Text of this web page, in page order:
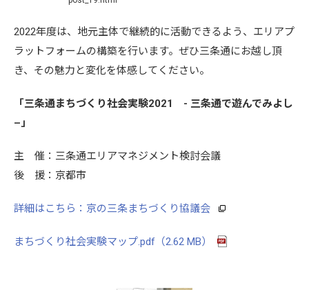
2022年度は、地元主体で継続的に活動できるよう、エリアプ
ラットフォームの構築を行います。ぜひ三条通にお越し頂
き、その魅力と変化を体感してください。
「三条通まちづくり社会実験2021 - 三条通で遊んでみよし
–」
主 催：三条通エリアマネジメント検討会議
後 援：京都市
詳細はこちら：京の三条まちづくり協議会
まちづくり社会実験マップ.pdf（2.62 MB）